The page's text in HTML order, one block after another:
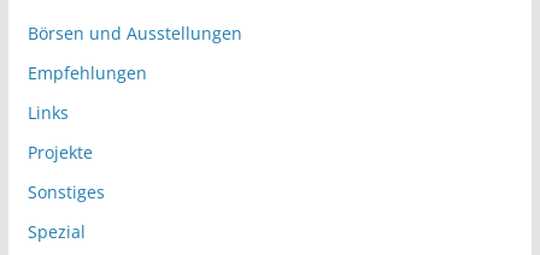
Börsen und Ausstellungen
Empfehlungen
Links
Projekte
Sonstiges
Spezial